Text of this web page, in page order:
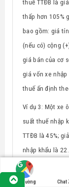
thuế TTĐB là
thấp hơn 105%
bao gồm: giá
(nếu có) cộng
giá bán của cơ
giá vốn xe nhập
thuế ấn định
Ví dụ 3: Một xe
suất thuế nhập
TTĐB là 45%;
nhập khẩu là
trên hóa đơn
vậy, số thuế
Tìm đường Chat